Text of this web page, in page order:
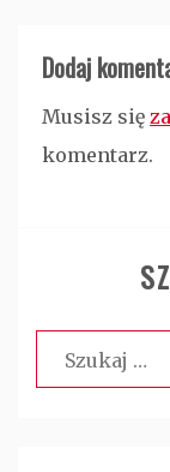
Dodaj
Musisz się
komentarz.
Szukaj: